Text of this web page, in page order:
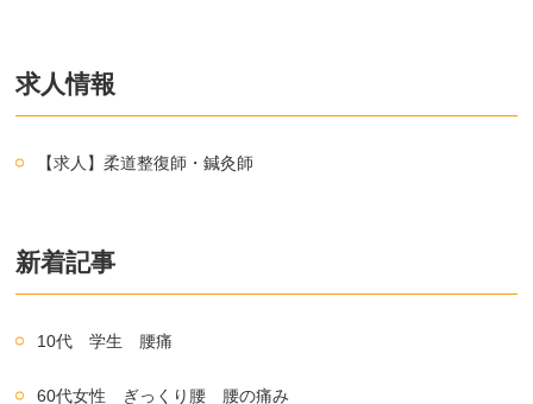
求人情報
【求人】柔道整復師・鍼灸師
新着記事
10代 学生 腰痛
60代女性 ぎっくり腰 腰の痛み